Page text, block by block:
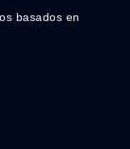
basados en